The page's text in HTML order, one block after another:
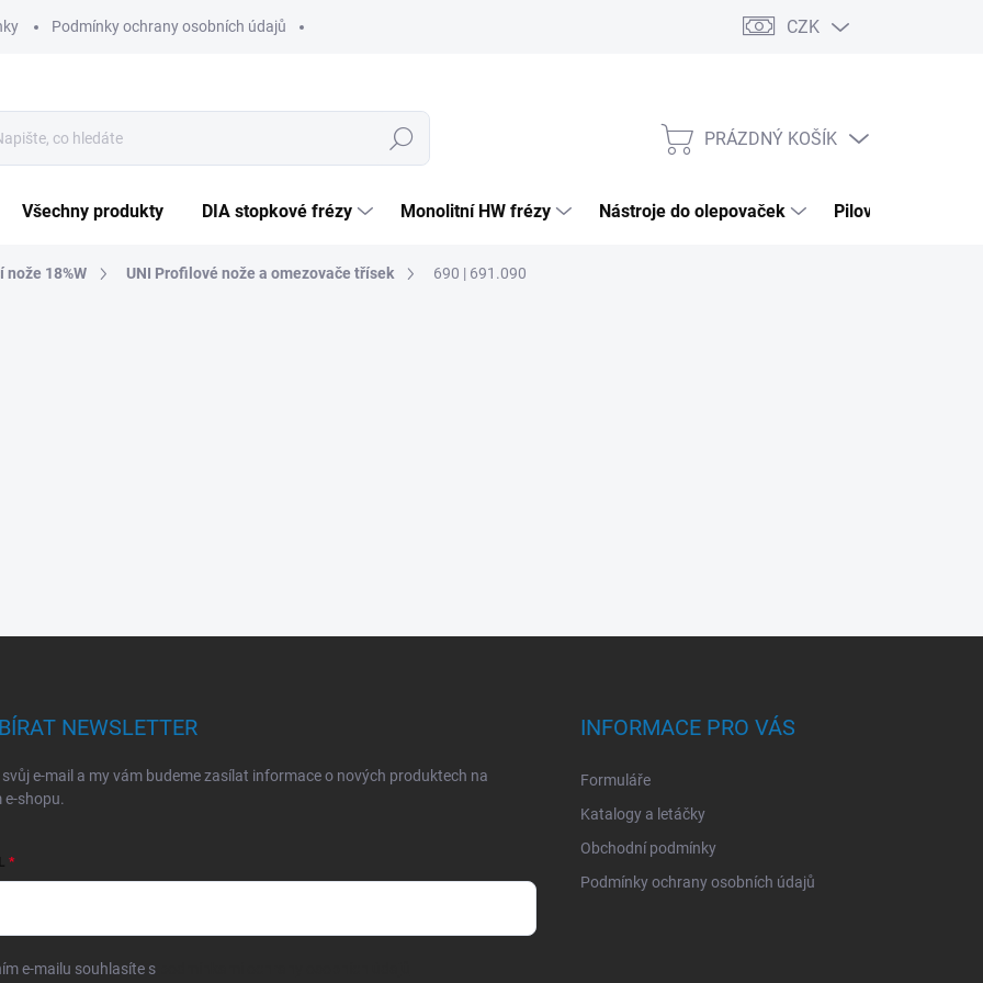
Podmínky ochrany osobních údajů CZK
Hledat
NÁKUPNÍ
PRÁZDNÝ KOŠÍK
Všechny produkty DIA stopkové frézy Monolitní HW frézy Nástroje do olepovaček Pilové kotouče
nože 18%W UNI Profilové nože a omezovače třísek 690 | 691.090
NEWSLETTER
e-mail a my vám budeme zasílat informace o nových produktech na
e-shopu.
e-mailu souhlasíte s
INFORMACE PRO VÁS
Formuláře
Katalogy a letáčky
Obchodní podmínky
Podmínky ochrany osobních údajů